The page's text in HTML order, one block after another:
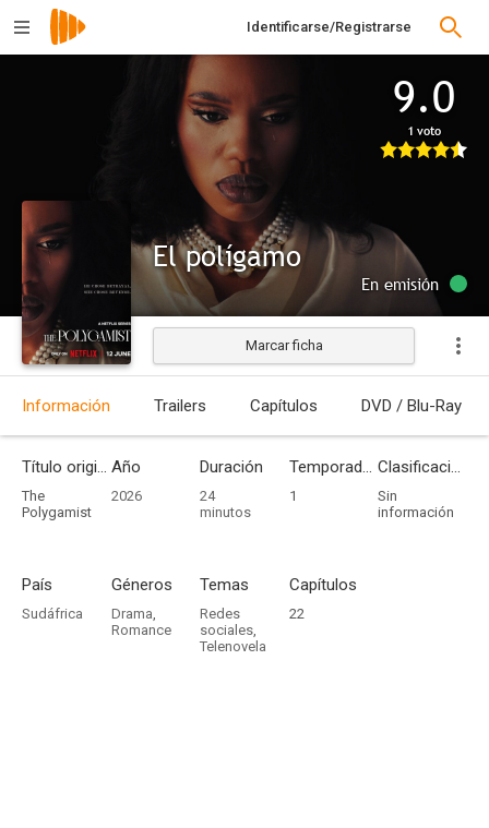
Identificarse/Registrarse
9.0
1 voto
El polígamo
En emisión
Marcar ficha
Información Trailers Capítulos DVD / Blu-Ray
Título original
The
Polygamist
Año
2026
Duración
24
minutos
Temporadas
1
Clasificación por edades
Sin
información
País
Sudáfrica
Géneros
Drama,
Romance
Temas
Redes
sociales,
Telenovela
Capítulos
22